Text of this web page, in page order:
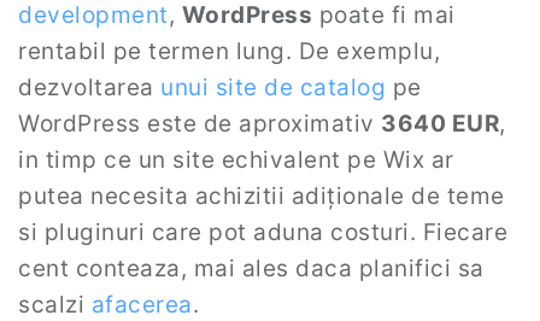
development, WordPress poate fi mai
rentabil pe termen lung. De exemplu,
dezvoltarea unui site de catalog pe
WordPress este de aproximativ 3640 EUR,
in timp ce un site echivalent pe Wix ar
putea necesita achizitii adiționale de teme
si pluginuri care pot aduna costuri. Fiecare
cent conteaza, mai ales daca planifici sa
scalzi afacerea.